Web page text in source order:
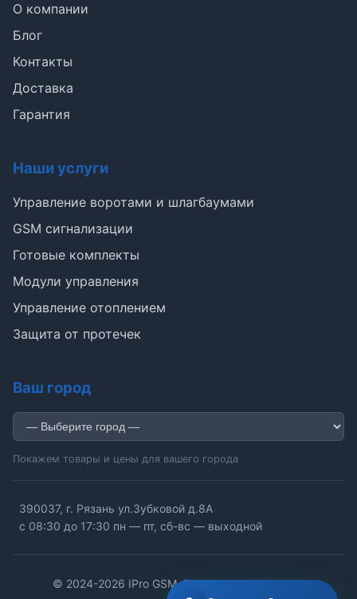
О компании
Блог
Контакты
Доставка
Гарантия
Наши услуги
Управление воротами и шлагбаумами
GSM сигнализации
Готовые комплекты
Модули управления
Управление отоплением
Защита от протечек
Ваш город
Покажем товары и цены для вашего города
390037, г. Рязань ул.Зубковой д.8А
с 08:30 до 17:30 пн — пт, сб-вс — выходной
© 2024-2026 IPro GSM. Все права защищены.
Помогу подобрать GSM-сигнализацию,
Узнать цену и наличие
Написать в Telegram